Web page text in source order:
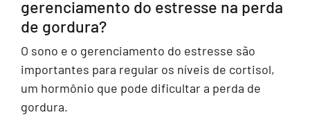
gerenciamento do estresse na perda
de gordura?
O sono e o gerenciamento do estresse são
importantes para regular os níveis de cortisol,
um hormônio que pode dificultar a perda de
gordura.